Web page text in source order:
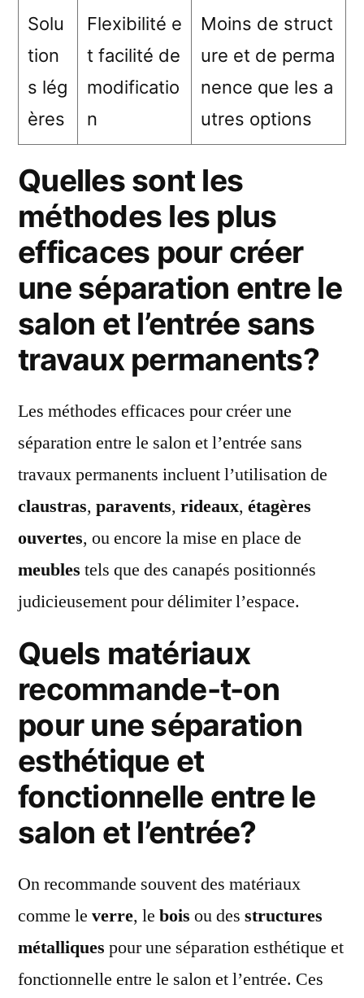
Solu
tion
s lég
ères
Flexibilité e
t facilité de
modificatio
n
Moins de struct
ure et de perma
nence que les a
utres options
Quelles sont les
méthodes les plus
efficaces pour créer
une séparation entre le
salon et l’entrée sans
travaux permanents?
Les méthodes efficaces pour créer une
séparation entre le salon et l’entrée sans
travaux permanents incluent l’utilisation de
claustras, paravents, rideaux, étagères
ouvertes, ou encore la mise en place de
meubles tels que des canapés positionnés
judicieusement pour délimiter l’espace.
Quels matériaux
recommande-t-on
pour une séparation
esthétique et
fonctionnelle entre le
salon et l’entrée?
On recommande souvent des matériaux
comme le verre, le bois ou des structures
métalliques pour une séparation esthétique et
fonctionnelle entre le salon et l’entrée. Ces